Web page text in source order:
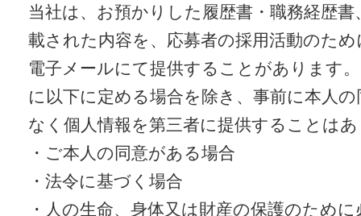
当社は、お預かりした履歴書・職務経歴
載された内容を、応募者の採用活動のた
電子メールにて提供することがあります
に以下に定める場合を除き、事前に本人
なく個人情報を第三者に提供することは
・ご本人の同意がある場合
・法令に基づく場合
・人の生命、身体又は財産の保護のため